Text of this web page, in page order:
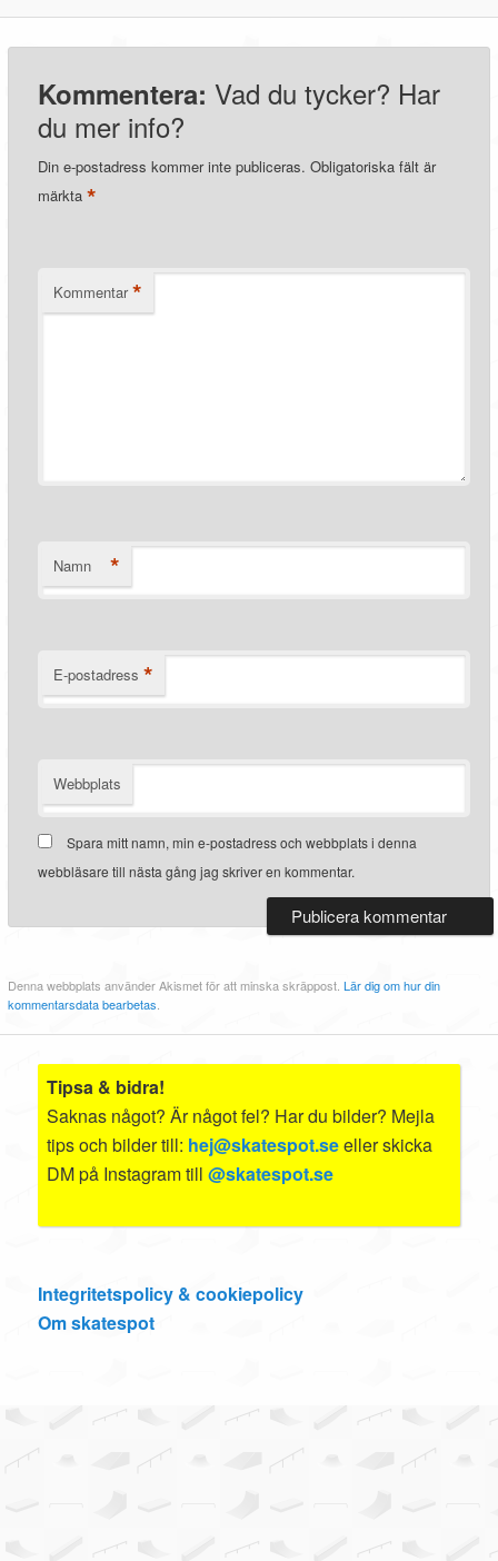
Kommentera: Vad du tycker? Har
du mer info?
Din e-postadress kommer inte publiceras. Obligatoriska fält är
märkta*
Kommentar *
Namn *
E-postadress *
Webbplats
Spara mitt namn, min e-postadress och webbplats i denna
webbläsare till nästa gång jag skriver en kommentar.
Denna webbplats använder Akismet för att minska skräppost.Lär dig om hur din
kommentarsdata bearbetas.
Tipsa & bidra!
Saknas något? Är något fel? Har du bilder? Mejla
tips och bilder till: hej@skatespot.seeller skicka
DM på Instagram till@skatespot.se
Integritetspolicy & cookiepolicy
Om skatespot